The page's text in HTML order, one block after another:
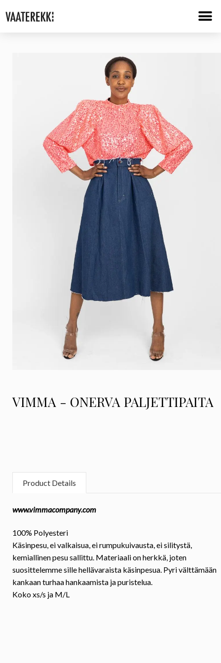
VIMMA - ONERVA PALJETTIPAITA
Product Details
www.vimmacompany.com
100% Polyesteri
Käsinpesu, ei valkaisua, ei rumpukuivausta, ei silitystä,
kemiallinen pesu sallittu. Materiaali on herkkä, joten
suosittelemme sille hellävaraista käsinpesua. Pyri välttämään
kankaan turhaa hankaamista ja puristelua.
Kokoxs/s ja M/L